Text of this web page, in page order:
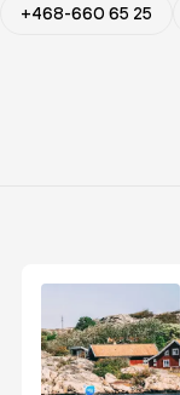
+468-660 65 25